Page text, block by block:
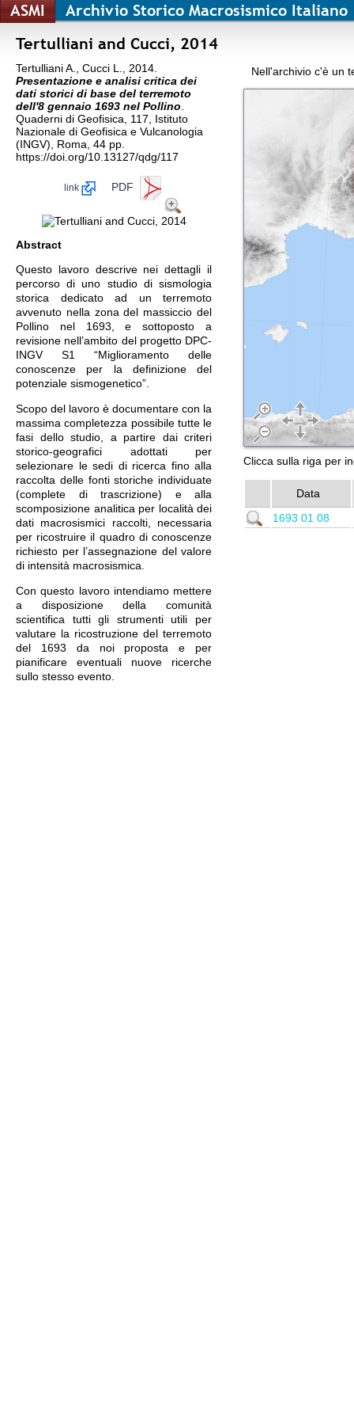
ASMI
Archivio Storico Macrosismico Italiano
Tertulliani and Cucci, 2014
Tertulliani A., Cucci L., 2014.
Presentazione e analisi critica dei
dati storici di base del terremoto
dell'8 gennaio 1693 nel Pollino
Quaderni di Geofisica, 117, Istituto
Nazionale di Geofisica e Vulcanologia
(INGV), Roma, 44 pp.
https://doi.org/10.13127/qdg/117
link PDF
Abstract
Questo lavoro descrive nei dettagli il
percorso di uno studio di sismologia
storica dedicato ad un terremoto
avvenuto nella zona del massiccio del
Pollino nel 1693, e sottoposto a
revisione nell’ambito del progetto DPC-
INGV S1 “Miglioramento delle
conoscenze per la definizione del
potenziale sismogenetico”.
Scopo del lavoro è documentare con la
massima completezza possibile tutte le
fasi dello studio, a partire dai criteri
storico-geografici adottati per
selezionare le sedi di ricerca fino alla
raccolta delle fonti storiche individuate
(complete di trascrizione) e alla
scomposizione analitica per località dei
dati macrosismici raccolti, necessaria
per ricostruire il quadro di conoscenze
richiesto per l’assegnazione del valore
di intensità macrosismica.
Con questo lavoro intendiamo mettere
a disposizione della comunità
scientifica tutti gli strumenti utili per
valutare la ricostruzione del terremoto
del 1693 da noi proposta e per
pianificare eventuali nuove ricerche
sullo stesso evento.
Nell'archivio c'è un
Clicca sulla riga per
Data
1693 01 08